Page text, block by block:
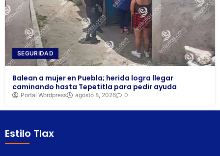
SEGURIDAD
Balean a mujer en Puebla; herida logra llegar
caminando hasta Tepetitla para pedir ayuda
Portal Wordpress agosto 8, 2026 0
Estilo Tlax